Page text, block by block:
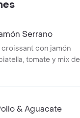
Serrano
con jamón
tomate y mix de
& Aguacate